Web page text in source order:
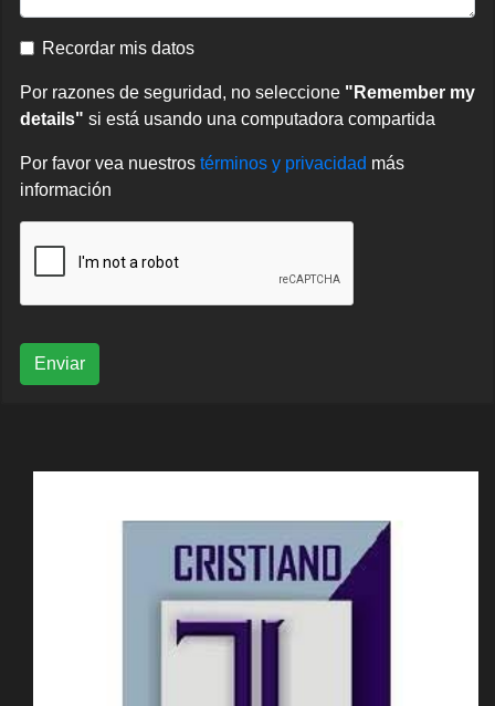
Recordar mis datos
Por razones de seguridad, no seleccione "Remember my
details" si está usando una computadora compartida
Por favor vea nuestros términos y privacidad más
información
Enviar